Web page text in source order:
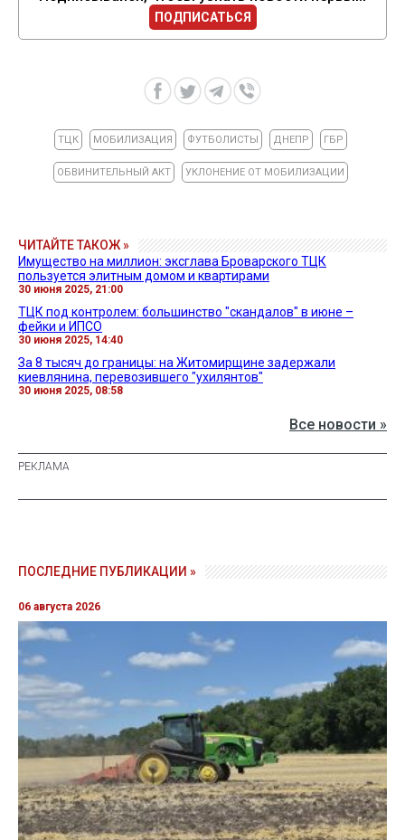
ПОДПИСАТЬСЯ
ТЦК МОБИЛИЗАЦИЯ ФУТБОЛИСТЫ ДНЕПР ГБР
ОБВИНИТЕЛЬНЫЙ АКТ УКЛОНЕНИЕ ОТ МОБИЛИЗАЦИИ
ЧИТАЙТЕ ТАКОЖ »
Имущество на миллион: эксглава Броварского ТЦК
пользуется элитным домом и квартирами
30 июня 2025, 21:00
ТЦК под контролем: большинство "скандалов" в июне –
фейки и ИПСО
30 июня 2025, 14:40
За 8 тысяч до границы: на Житомирщине задержали
киевлянина, перевозившего "ухилянтов"
30 июня 2025, 08:58
Все новости »
ПОСЛЕДНИЕ ПУБЛИКАЦИИ »
06 августа 2026